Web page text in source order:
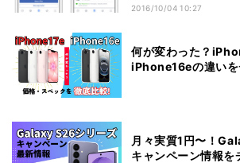
2016/10/04 10:27
何が変わった？
iPhone16eの違いを
月々実質1円〜！
キャンペーン情報を